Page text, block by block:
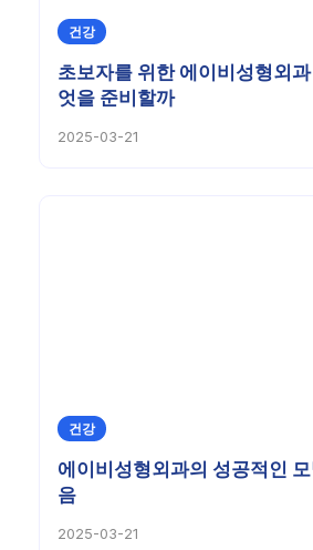
건강
초보자를 위한 에이비성형외
엇을 준비할까
2025-03-21
건강
에이비성형외과의 성공적인
음
2025-03-21